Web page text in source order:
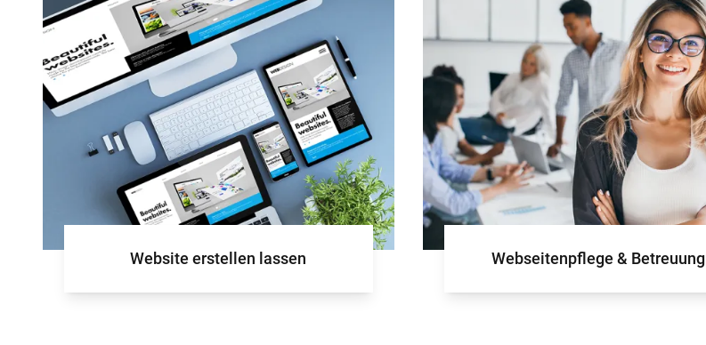
Website erstellen lassen Webseitenpflege & Betreuung